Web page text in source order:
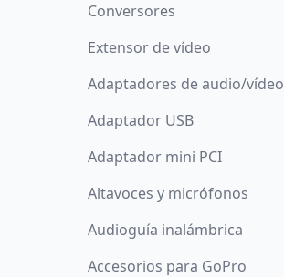
Conversores
Extensor de vídeo
Adaptadores de audio/vídeo
Adaptador USB
Adaptador mini PCI
Altavoces y micrófonos
Audioguía inalámbrica
Accesorios para GoPro